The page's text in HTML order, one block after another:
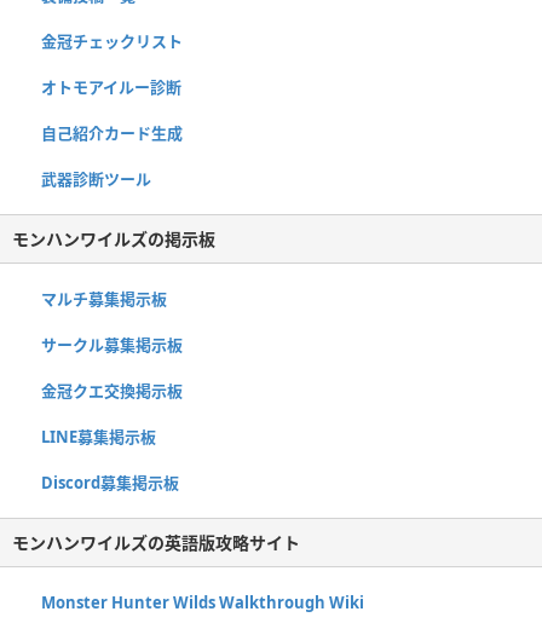
金冠チェックリスト
オトモアイルー診断
自己紹介カード生成
武器診断ツール
モンハンワイルズの掲示板
マルチ募集掲示板
サークル募集掲示板
金冠クエ交換掲示板
LINE募集掲示板
Discord募集掲示板
モンハンワイルズの英語版攻略サイト
Monster Hunter Wilds Walkthrough Wiki